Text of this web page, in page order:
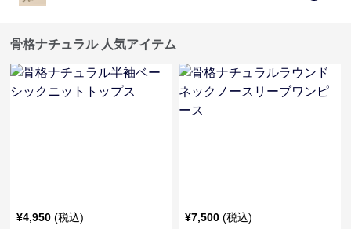
骨格ナチュラル 人気アイテム
¥4,950 (税込) ¥7,500 (税込)